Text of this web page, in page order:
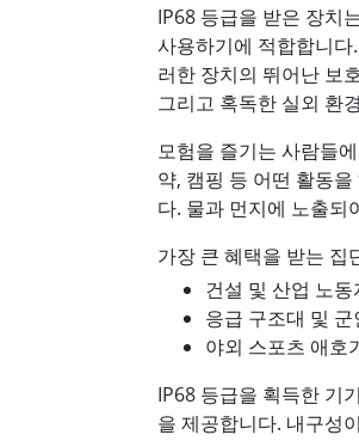
IP68 등급을 받은 장치
사용하기에 적합합니
러한 장치의 뛰어난 보
그리고 혹독한 실외 환
모험을 즐기는 사람들
약, 캠핑 등 어떤 활동
다. 물과 먼지에 노출되
가장 큰 혜택을 받는 집
건설 및 산업 노동
응급 구조대 및 군
야외 스포츠 애호
IP68 등급을 획득한 기
을 제공합니다. 내구성